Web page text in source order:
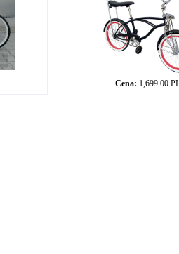
Cena: 1,699.00